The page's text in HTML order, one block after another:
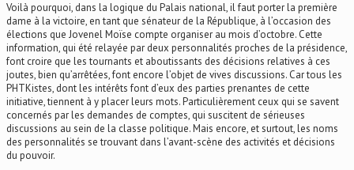
Voilà pourquoi, dans la logique du Palais national, il faut porter la première
dame à la victoire, en tant que sénateur de la République, à l’occasion des
élections que Jovenel Moïse compte organiser au mois d’octobre. Cette
information, qui été relayée par deux personnalités proches de la présidence,
font croire que les tournants et aboutissants des décisions relatives à ces
joutes, bien qu’arrêtées, font encore l’objet de vives discussions. Car tous les
PHTKistes, dont les intérêts font d’eux des parties prenantes de cette
initiative, tiennent à y placer leurs mots. Particulièrement ceux qui se savent
concernés par les demandes de comptes, qui suscitent de sérieuses
discussions au sein de la classe politique. Mais encore, et surtout, les noms
des personnalités se trouvant dans l’avant-scène des activités et décisions
du pouvoir.